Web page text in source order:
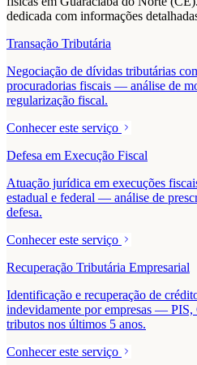
dedicada com informações
Transação Tributária
Negociação de dívidas tributárias
procuradorias fiscais — análise de
regularização fiscal.
Conhecer este serviço
Defesa em Execução Fiscal
Atuação jurídica em execuções
estadual e federal — análise de
defesa.
Conhecer este serviço
Recuperação Tributária Empresarial
Identificação e recuperação de
indevidamente por empresas —
tributos nos últimos 5 anos.
Conhecer este serviço